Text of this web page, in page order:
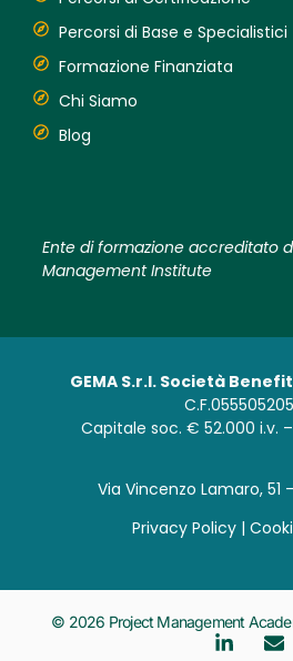
Percorsi di Base e Specialistici
Formazione Finanziata
Chi Siamo
Blog
Ente di formazione accreditato
Management Institute
GEMA S.r.l. Società Benefit
Capitale soc. € 52.000 i.v. –
Via Vincenzo Lamaro, 51
Privacy Policy |
© 2026 Project Management